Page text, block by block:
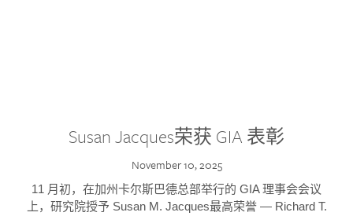
Susan Jacques荣获 GIA 表彰
November 10, 2025
11 月初，在加州卡尔斯巴德总部举行的 GIA 理事会会议
上，研究院授予 Susan M. Jacques最高荣誉 — Richard T.